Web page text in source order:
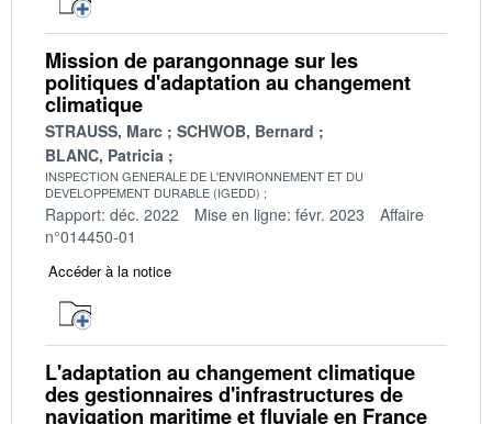
Mission de parangonnage sur les
politiques d'adaptation au changement
climatique
STRAUSS, Marc
SCHWOB, Bernard
BLANC, Patricia
INSPECTION GENERALE DE L'ENVIRONNEMENT ET DU
DEVELOPPEMENT DURABLE (IGEDD)
Rapport: déc. 2022 Mise en ligne: févr. 2023
Affaire
n°014450-01
Accéder à la notice
L'adaptation au changement climatique
des gestionnaires d'infrastructures de
navigation maritime et fluviale en France